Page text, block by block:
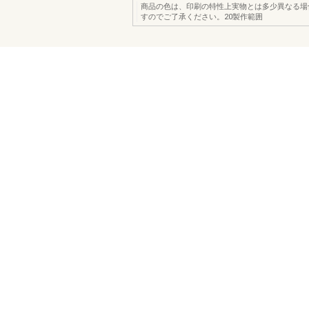
商品の色は、印刷の特性上実物とは多少異なる場
すのでご了承ください。20製作範囲